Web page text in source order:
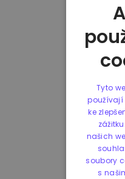
Tyto
používají
ke
našich
soubory
s